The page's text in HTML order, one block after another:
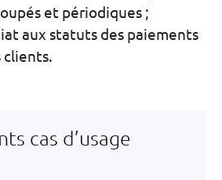
et périodiques ;
aux statuts des paiements
clients.
cas d’usage